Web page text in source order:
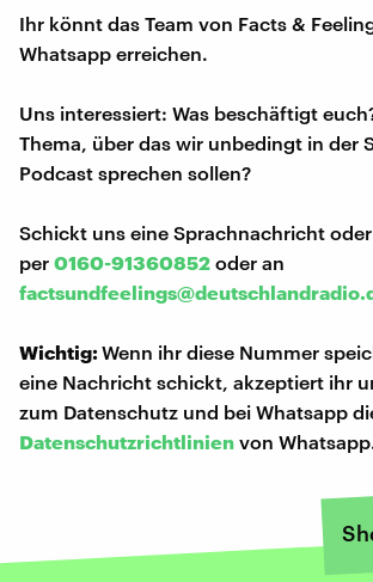
Ihr könnt das Team von Facts &
Whatsapp erreichen.
Uns interessiert: Was beschäftigt
Thema, über das wir unbedingt in der
Podcast sprechen sollen?
Schickt uns eine Sprachnachricht
per 0160-91360852 oder an
Wichtig:Wenn ihr diese Nummer
eine Nachricht schickt, akzeptiert ihr
zum Datenschutz und bei Whatsapp
Datenschutzrichtlinien von Whatsapp.